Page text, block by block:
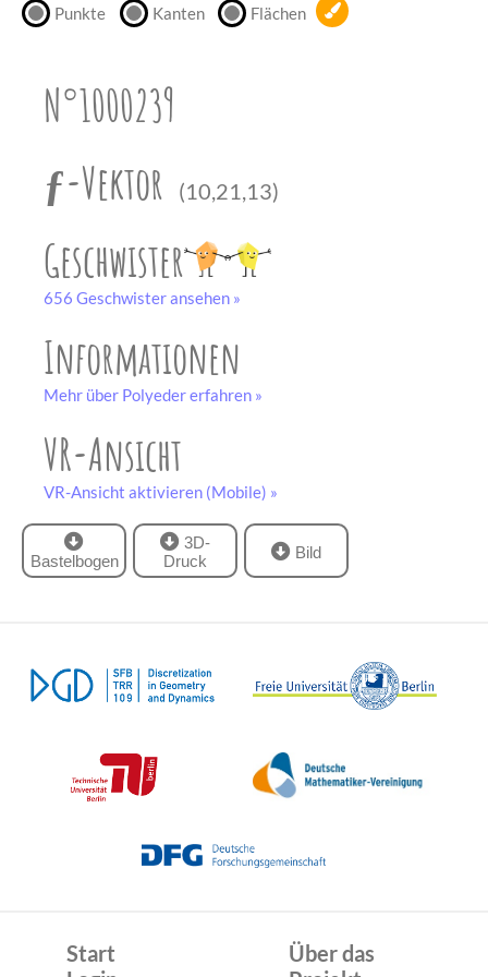
Punkte Kanten Flächen
N°1000239
ƒ-Vektor
(10,21,13)
Geschwister
656 Geschwister ansehen »
Informationen
Mehr über Polyeder erfahren »
VR-Ansicht
VR-Ansicht aktivieren (Mobile) »
Bastelbogen
Bastelbogen
3D-
Druck
unserem
Bild
Start
Über das